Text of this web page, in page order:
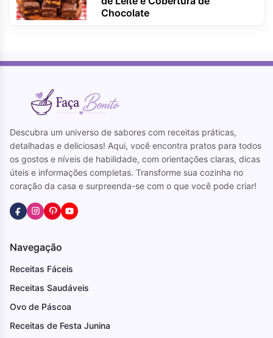
Chocolate
Descubra um universo de sabores com receitas práticas,
detalhadas e deliciosas! Aqui, você encontra pratos para todos
os gostos e níveis de habilidade, com orientações claras, dicas
úteis e informações completas. Transforme sua cozinha no
coração da casa e surpreenda-se com o que você pode criar!
Navegação
Receitas Fáceis
Receitas Saudáveis
Ovo de Páscoa
Receitas de Festa Junina